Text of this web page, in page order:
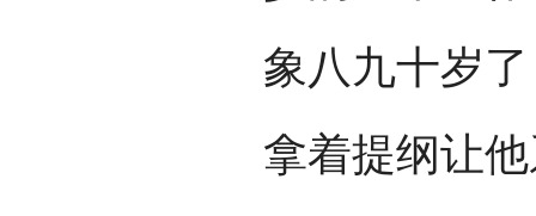
象八九十岁
拿着提纲让